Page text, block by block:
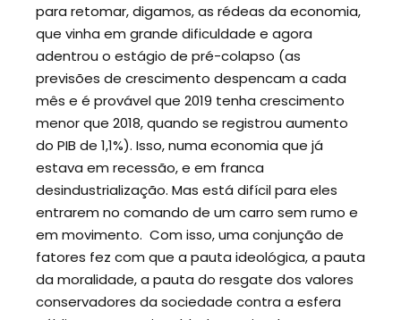
para retomar, digamos, as rédeas da economia,
que vinha em grande dificuldade e agora
adentrou o estágio de pré-colapso (as
previsões de crescimento despencam a cada
mês e é provável que 2019 tenha crescimento
menor que 2018, quando se registrou aumento
do PIB de 1,1%). Isso, numa economia que já
estava em recessão, e em franca
desindustrialização. Mas está difícil para eles
entrarem no comando de um carro sem rumo e
em movimento. Com isso, uma conjunção de
fatores fez com que a pauta ideológica, a pauta
da moralidade, a pauta do resgate dos valores
conservadores da sociedade contra a esfera